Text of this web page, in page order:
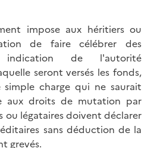
impose aux héritiers ou
de faire célébrer des
indication de l'autorité
seront versés les fonds,
charge qui ne saurait
aux droits de mutation par
ou légataires doivent déclarer
sans déduction de la
grevés.